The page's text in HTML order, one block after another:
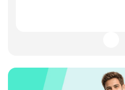
все вполне серьёзно и по
настоящему, ну это так, а если
серьёзно, то тачка отличная